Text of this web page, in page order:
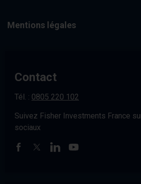
Mentions légales
Contact
Tél. : 0805 220 102
Suivez Fisher Investments France
sociaux